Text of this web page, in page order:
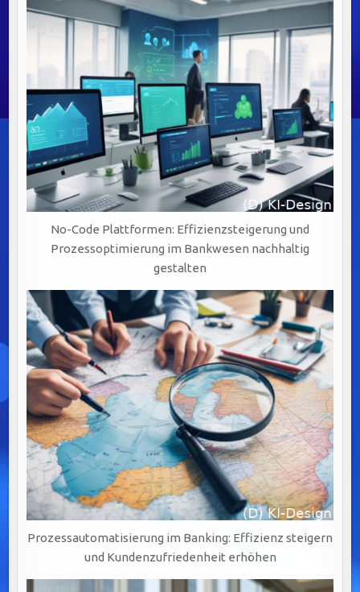
No-Code Plattformen: Effizienzsteigerung und
Prozessoptimierung im Bankwesen nachhaltig
gestalten
Prozessautomatisierung im Banking: Effizienz steigern
und Kundenzufriedenheit erhöhen